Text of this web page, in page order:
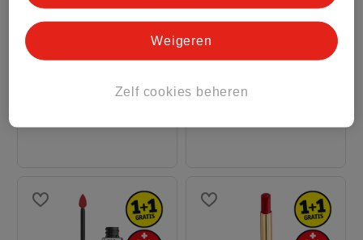
L'Oréal Paris
Resistance 120 Major
18.
99
L'Oréal Paris
Metroproof Rose
21.
99
Zelf cookies beheren
Weigeren